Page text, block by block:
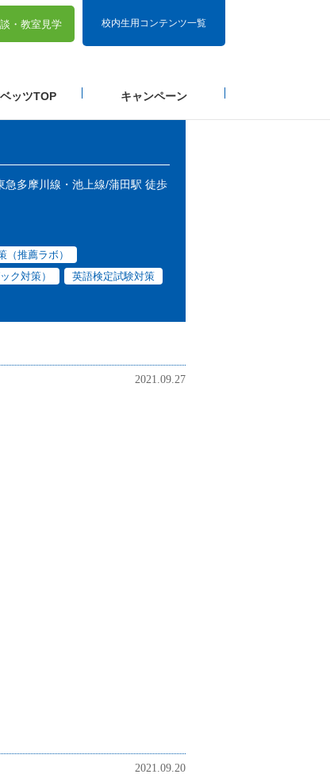
校内生用コンテンツ一覧
・ 教室見学
ッツTOP キャンペーン
多摩川線・池上線/蒲田駅 徒歩
推薦ラボ）
ク対策）
英語検定試験対策
2021.09.27
2021.09.20